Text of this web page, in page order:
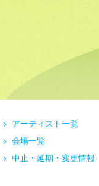
アーティスト一覧
会場一覧
中止・延期・変更情報